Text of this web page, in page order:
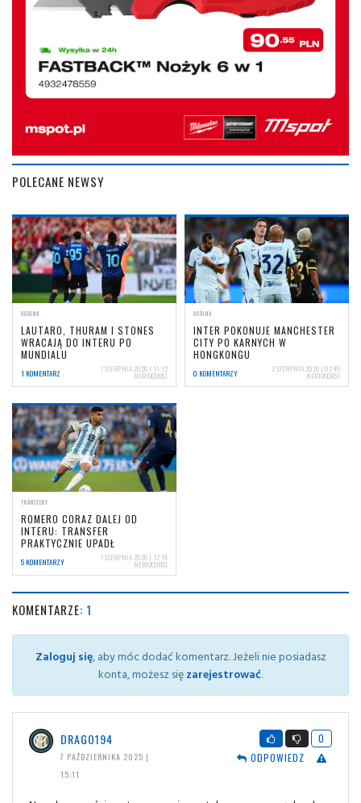
POLECANE NEWSY
OGÓLNA
LAUTARO, THURAM I STONES
WRACAJĄ DO INTERU PO
MUNDIALU
1 KOMENTARZ 7 SIERPNIA 2026 | 11:12
NERIOCORSI
OGÓLNA
INTER POKONUJE MANCHESTER
CITY PO KARNYCH W
HONGKONGU
0 KOMENTARZY 2 SIERPNIA 2026 | 02:45
NERIOCORSI
TRANSFERY
ROMERO CORAZ DALEJ OD
INTERU: TRANSFER
PRAKTYCZNIE UPADŁ
5 KOMENTARZY 7 SIERPNIA 2026 | 12:14
NERIOCORSI
KOMENTARZE: 1
Zaloguj się, aby móc dodać komentarz. Jeżeli nie posiadasz
konta, możesz sięzarejestrować.
DRAGO194
7 PAŹDZIERNIKA 2025 |
15:11
0
ODPOWIEDZ